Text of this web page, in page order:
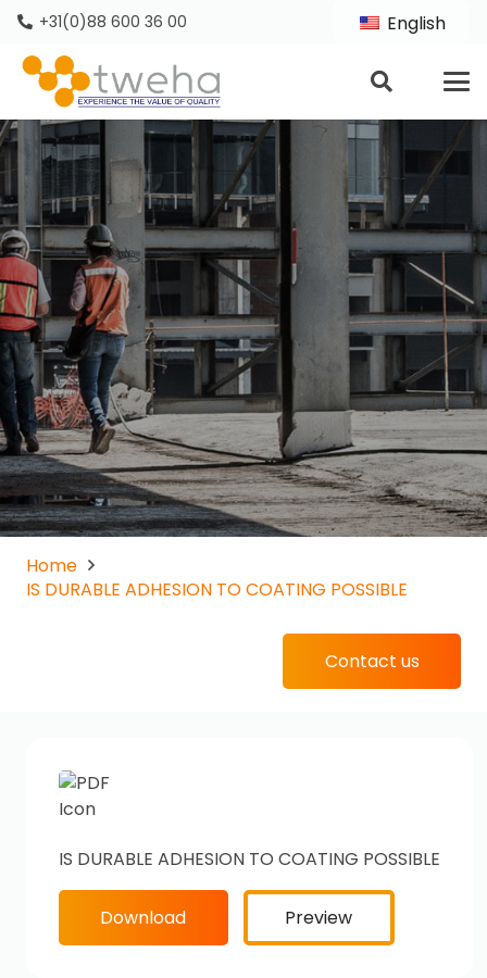
+31(0)88 600 36 00 English
Home
IS DURABLE ADHESION TO COATING POSSIBLE
Contact us
IS DURABLE ADHESION TO COATING POSSIBLE
Download Preview